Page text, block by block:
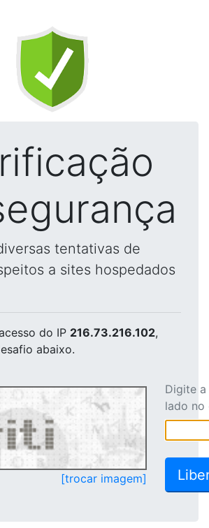
tentativas de
a sites hospedados
do IP 216.73.216.102,
abaixo.
[trocar imagem]
Digite
lado no